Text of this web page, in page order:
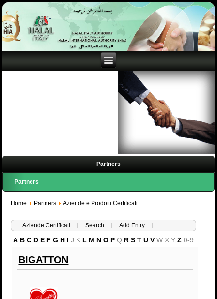
Partners
Partners
Home Partners Aziende e Prodotti Certificati
Aziende Certificati Search Add Entry
A B C D E F G H I J K L M N O P Q R S T U V W X Y Z 0-9
BIGATTON